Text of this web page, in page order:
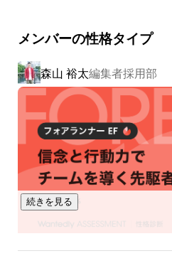
SORAJIMAには、それぞれが独
があります。
ロマンス・ファンタジーやバト
み・横読みといった表現形式、
Webサイトといった届け方——
「どんな作品で、誰の心を動
想に共鳴する作家の方々ととも
ます。
在籍する編集者は、国民的ヒッ
ために何が足りないかを常に
りきる。その執念と実力が、地
ったメディア展開や、世界11
メンバーの性格タイプ
森山 裕太編集者採用部
続きを見る